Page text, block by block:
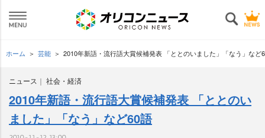
ホーム 芸能 2010年新語・流行語大賞候補発表 「ととのいました」「なう」など
ニュース 社会・経済
2010年新語・流行語大賞候補発表 「ととのい
ました」「なう」など60語